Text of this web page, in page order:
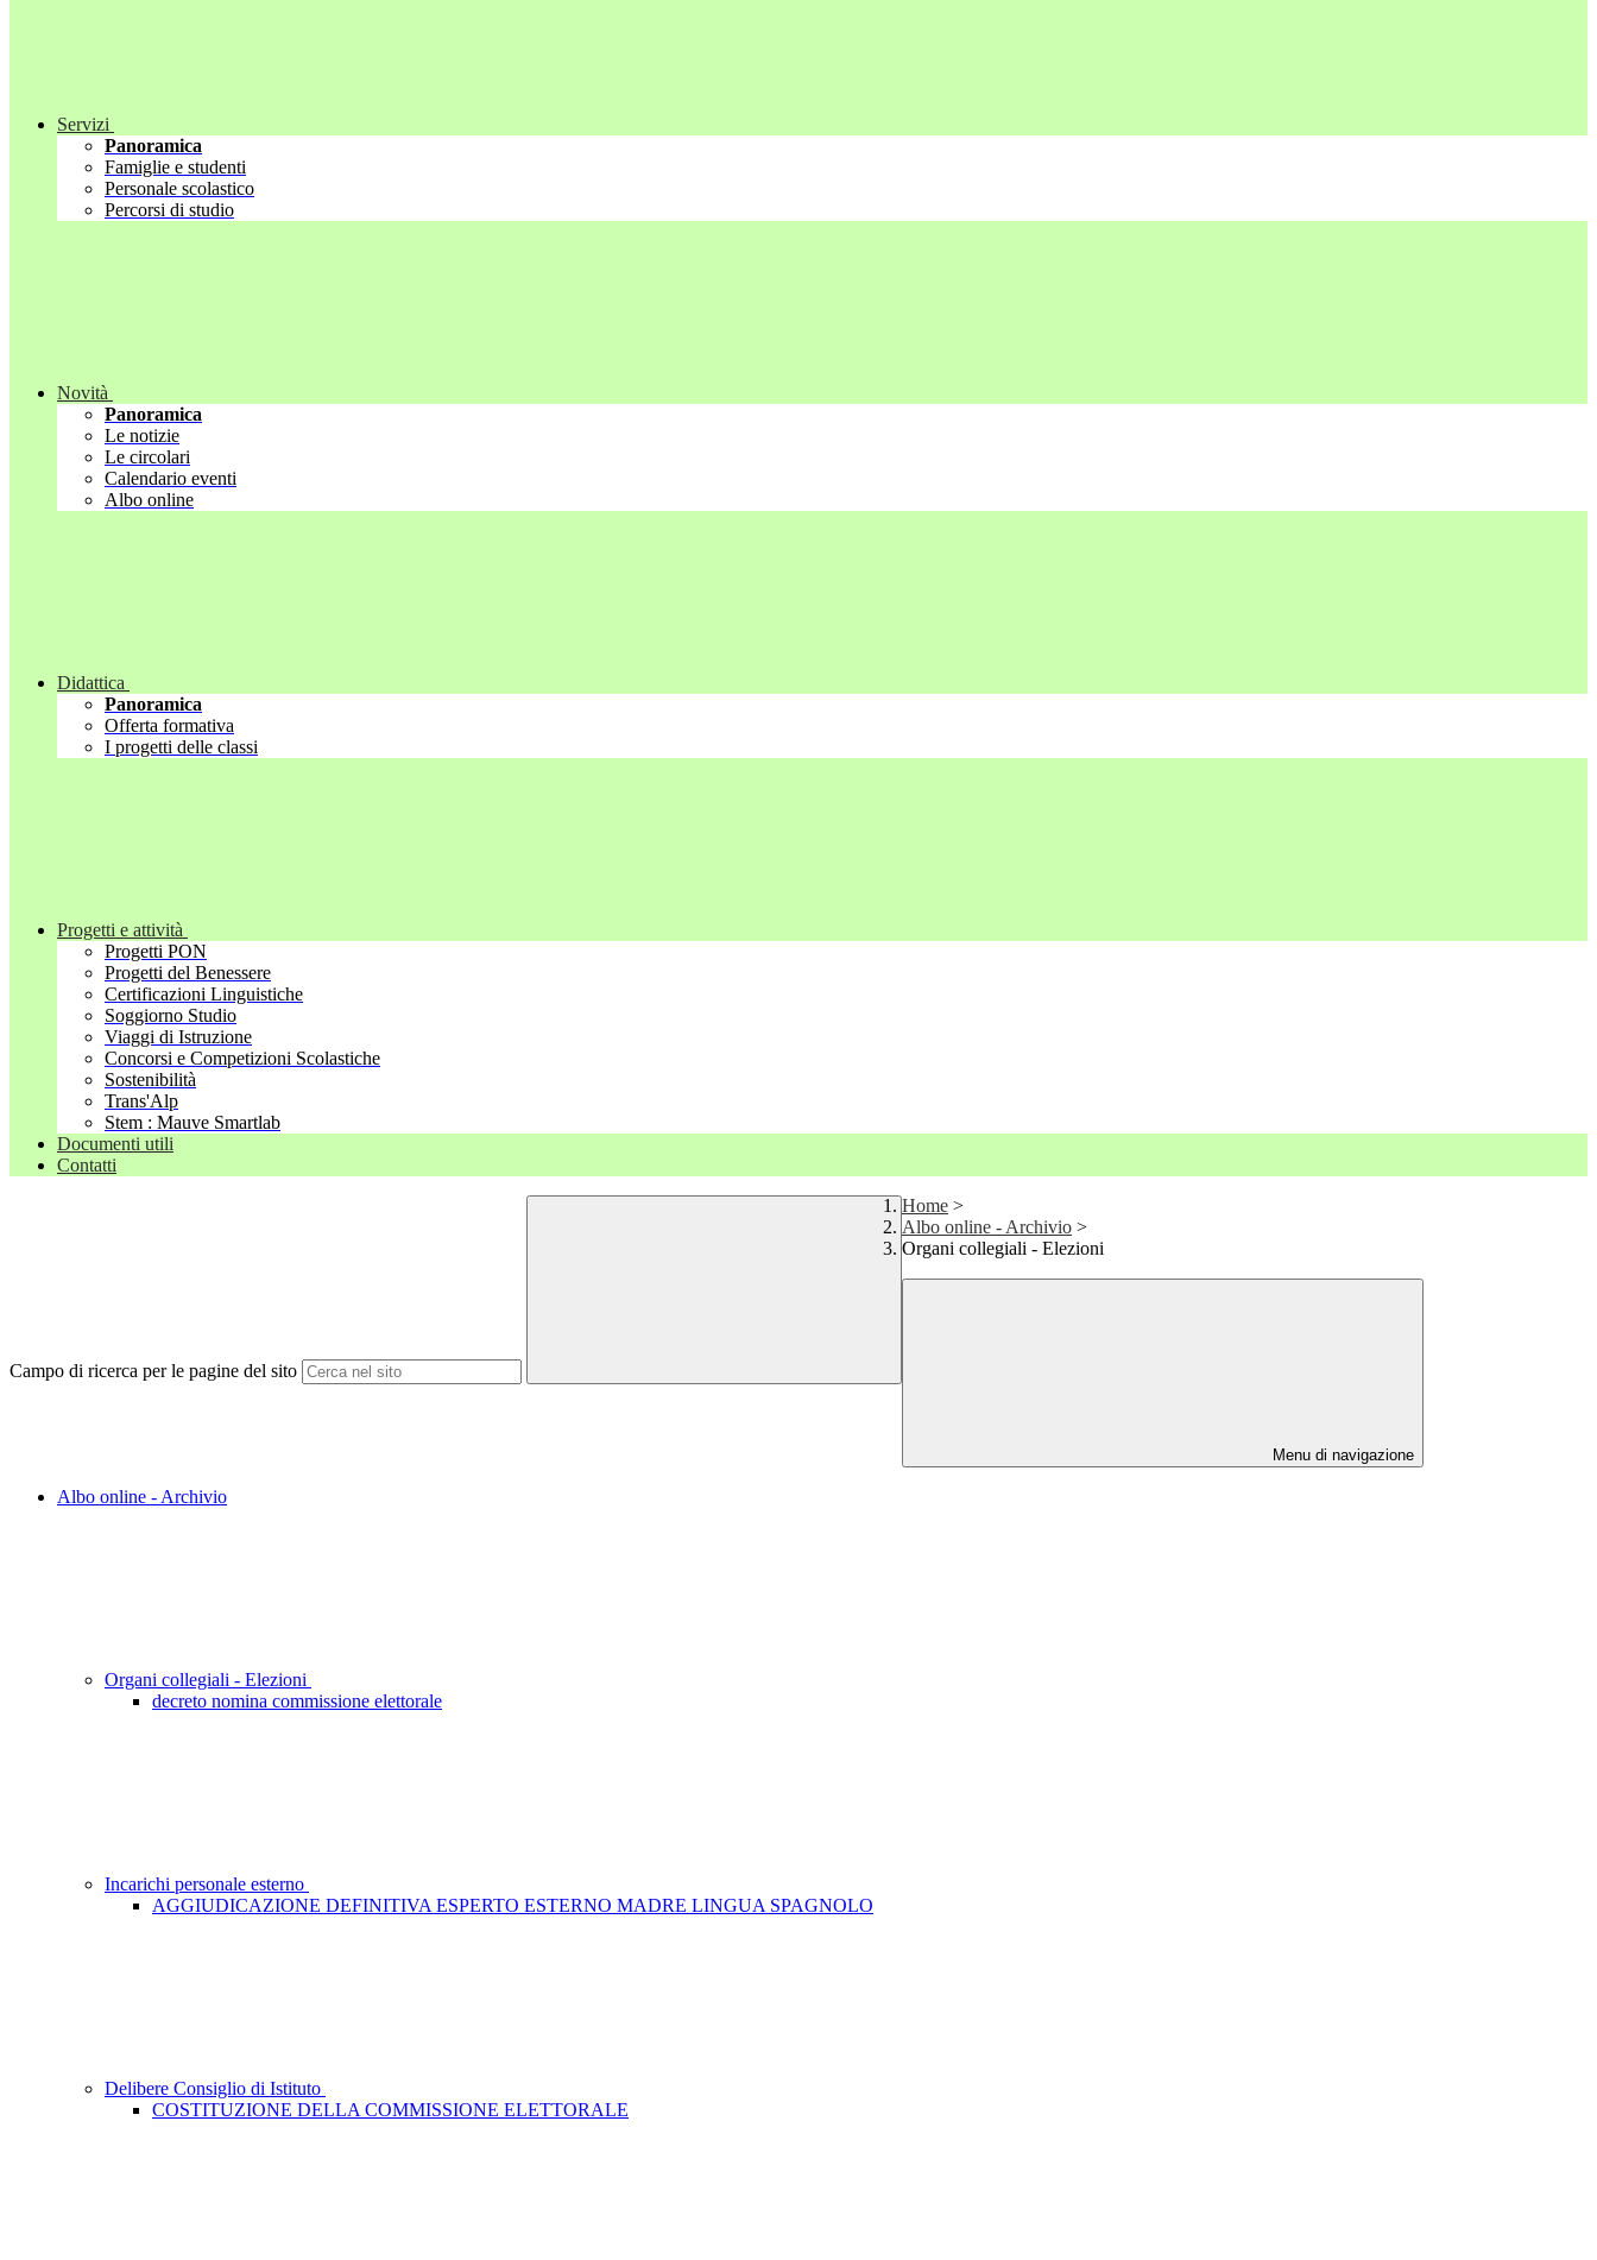
Servizi
Panoramica
Famiglie e studenti
Personale scolastico
Percorsi di studio
Novità
Panoramica
Le notizie
Le circolari
Calendario eventi
Albo online
Didattica
Panoramica
Offerta formativa
I progetti delle classi
Progetti e attività
Progetti PON
Progetti del Benessere
Certificazioni Linguistiche
Soggiorno Studio
Viaggi di Istruzione
Concorsi e Competizioni Scolastiche
Sostenibilità
Trans'Alp
Stem : Mauve Smartlab
Documenti utili
Contatti
Campo di ricerca per le pagine del sito
Home >
Albo online - Archivio >
Organi collegiali - Elezioni
Menu di navigazione
Albo online - Archivio
Organi collegiali - Elezioni
decreto nomina commissione elettorale
Incarichi personale esterno
AGGIUDICAZIONE DEFINITIVA ESPERTO ESTERNO MADRE LINGUA SPAGNOLO
Delibere Consiglio di Istituto
COSTITUZIONE DELLA COMMISSIONE ELETTORALE